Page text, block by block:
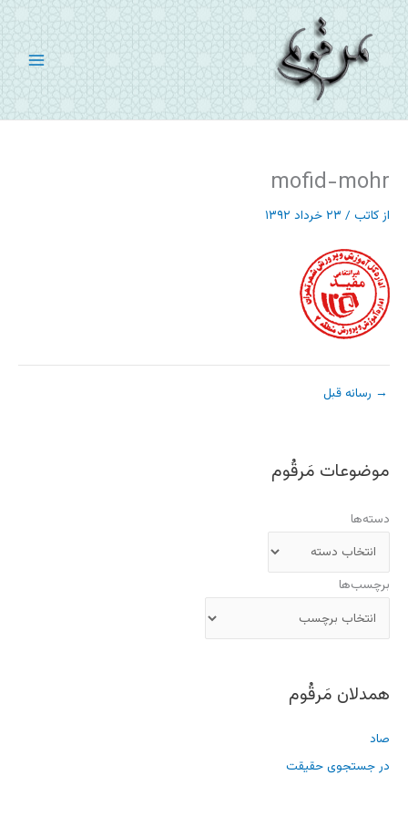
پرش
به
محتوا
mofid-mohr
از کاتب / ۲۳ خرداد ۱۳۹۲
→ رسانه قبل
موضوعات مَرقُوم
دسته‌ها
برچسب‌ها
همدلان مَرقُوم
صاد
در جستجوی حقیقت